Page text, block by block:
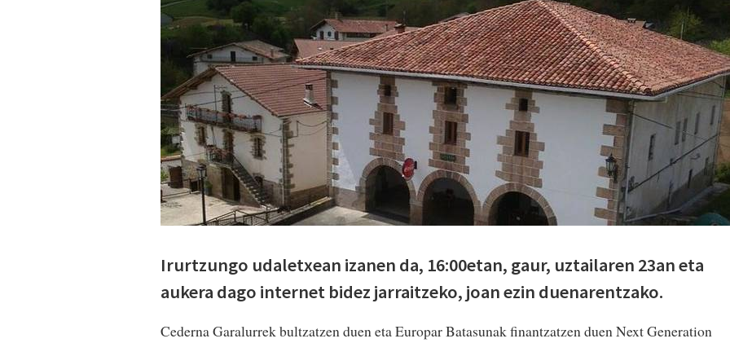
Irurtzungo udaletxean izanen da, 16:00etan, gaur, uztailaren 23an eta
aukera dago internet bidez jarraitzeko, joan ezin duenarentzako.
Cederna Garalurrek bultzatzen duen eta Europar Batasunak finantzatzen duen Next Generation